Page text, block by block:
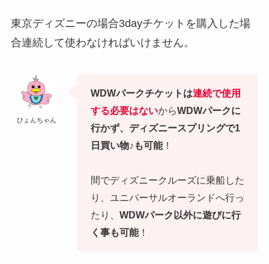
東京ディズニーの場合3dayチケットを購入した場
合連続して使わなければいけません。
ひょんちゃん
WDWパークチケットは連続で使用
する必要はないからWDWパークに
行かず、ディズニースプリングで1
日買い物♪も可能！
間でディズニークルーズに乗船した
り、ユニバーサルオーランドへ行っ
たり、 WDWパーク以外に遊びに行
く事も可能！